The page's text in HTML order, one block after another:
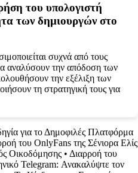
του υπολογιστή
των δημιουργών στο
συχνά από τους
αναλύσουν την απόδοση των
την εξέλιξη των
τη στρατηγική τους για
για το Δημοφιλές Πλατφόρμα
του OnlyFans της Σένιορα Ελίς
Οικοδόμησης • Διαρροή του
Telegram: Ανακαλύψτε τον